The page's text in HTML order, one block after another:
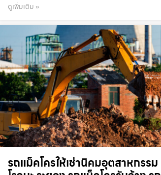
ดูเพิ่มเติม »
รถแม็คโครให้เช่านิคมอุตสาหกรรม